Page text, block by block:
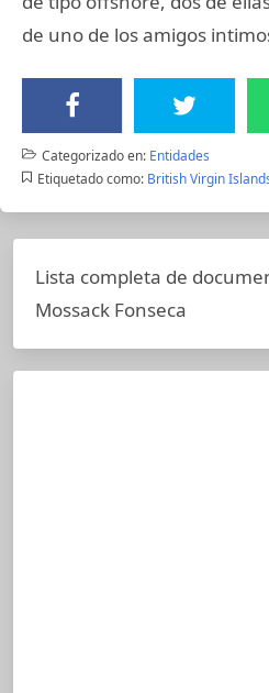
de uno de los amigos
Categorizado en: Entidades
Etiquetado como: British Virgin
Lista completa de
Mossack Fonseca